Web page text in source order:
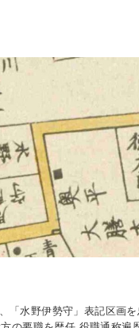
「水野伊勢守」表記区画